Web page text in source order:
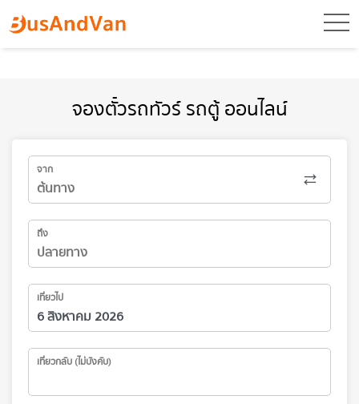
จองตั๋วรถทัวร์ รถตู้ ออนไลน์
จาก
ถึง
เที่ยวไป
เที่ยวกลับ (ไม่บังคับ)